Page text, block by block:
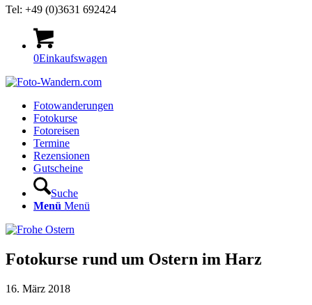
Tel: +49 (0)3631 692424
0Einkaufswagen
Fotowanderungen
Fotokurse
Fotoreisen
Termine
Rezensionen
Gutscheine
Suche
Menü Menü
Fotokurse rund um Ostern im Harz
16. März 2018